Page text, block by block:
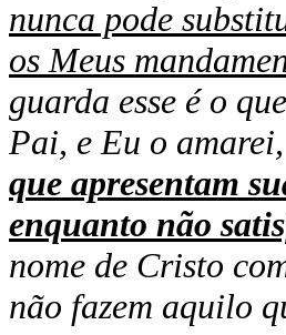
nunca pode
os Meus
guarda esse é o
Pai, e Eu o
que apresentam
enquanto não
nome de Cristo
não fazem aquilo